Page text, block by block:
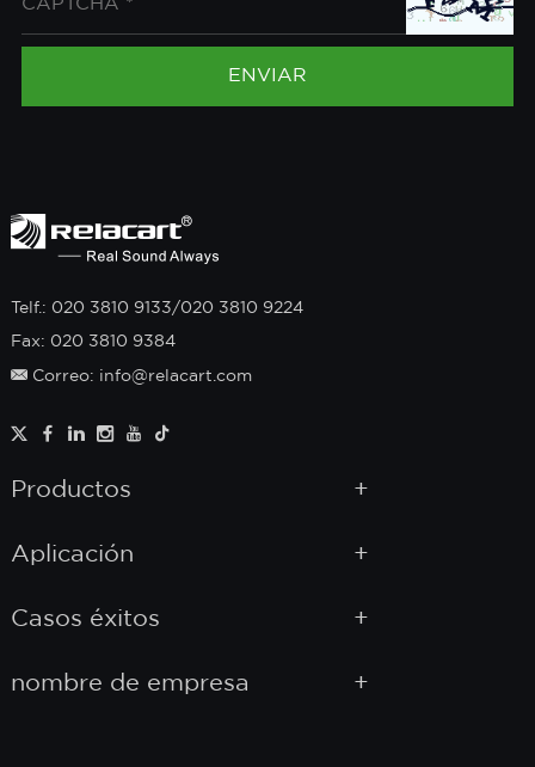
Telf.: 020 3810 9133/020 3810 9224
Fax: 020 3810 9384
Correo: info@relacart.com
Productos
Aplicación
Casos éxitos
nombre de empresa